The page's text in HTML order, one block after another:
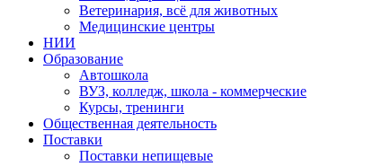
Ветеринария, всё для животных
Медицинские центры
НИИ
Образование
Автошкола
ВУЗ, колледж, школа - коммерческие
Курсы, тренинги
Общественная деятельность
Поставки
Поставки непищевые